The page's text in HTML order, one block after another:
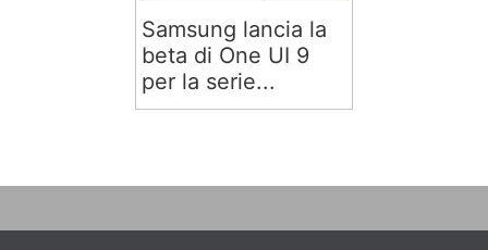
Samsung lancia la
beta di One UI 9
per la serie...